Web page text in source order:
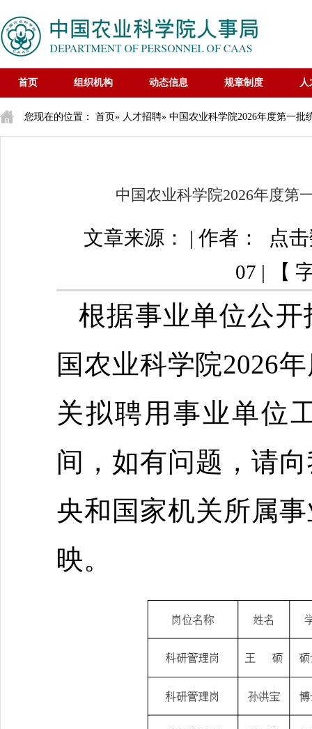
首页 组织机构 动态信息 规章制度 人
您现在的位置： 首页» 人才招聘» 中国农业科学院2026年度第一
中国农业科学院2026年度第
文章来源： | 作者： 点
07 | 【
根据事业单位公
国农业科学院2026
关拟聘用事业单位
间，如有问题，请
央和国家机关所属
映。